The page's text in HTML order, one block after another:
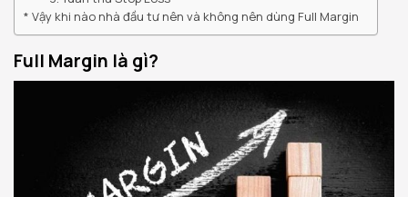
Vậy khi nào nhà đầu tư nên và không nên dùng Full Margin
Full Margin là gì?